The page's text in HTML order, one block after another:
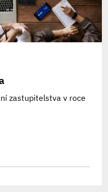
zastupitelstva v roce